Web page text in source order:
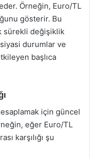
Örneğin, Euro/TL
gösterir. Bu
sürekli değişiklik
durumlar ve
başlıca
için güncel
eğer Euro/TL
karşılığı şu